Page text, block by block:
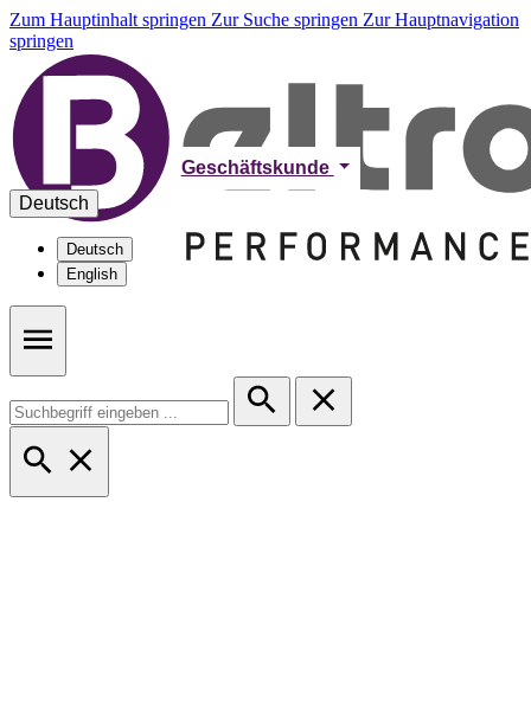
Zum Hauptinhalt springen Zur Suche springen Zur Hauptnavigation
springen
Geschäftskunde
Deutsch
Deutsch
English